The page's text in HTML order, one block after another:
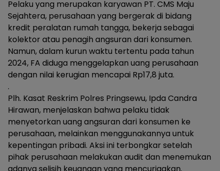
Pelaku yang merupakan karyawan PT. CMS Maju
Sejahtera, perusahaan yang bergerak di bidang
kredit peralatan rumah tangga, bekerja sebagai
kolektor atau penagih angsuran dari konsumen.
Namun, dalam kurun waktu tertentu pada tahun
2024, FA diduga menggelapkan uang perusahaan
dengan nilai kerugian mencapai Rp17,8 juta.
.
Plh. Kasat Reskrim Polres Pringsewu, Ipda Candra
Hirawan, menjelaskan bahwa pelaku tidak
menyetorkan uang angsuran dari konsumen ke
perusahaan, melainkan menggunakannya untuk
kepentingan pribadi. Aksi ini terbongkar setelah
pihak perusahaan melakukan audit dan menemukan